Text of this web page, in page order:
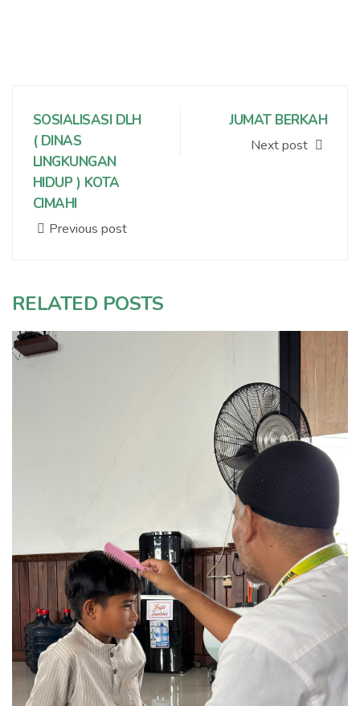
SOSIALISASI DLH
( DINAS
LINGKUNGAN
HIDUP ) KOTA
CIMAHI
Previous post
JUMAT BERKAH
Next post
RELATED POSTS